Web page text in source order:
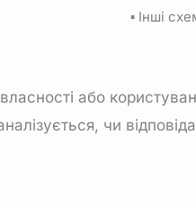
▪ Інші
або
чи